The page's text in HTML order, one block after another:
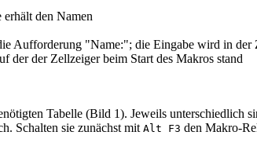
den Namen
Aufforderung "Name:"; die Eingabe wird in der
der der Zellzeiger beim Start des Makros stand
Tabelle (Bild 1). Jeweils unterschiedlich
Schalten sie zunächst mit Alt F3 den Makro-